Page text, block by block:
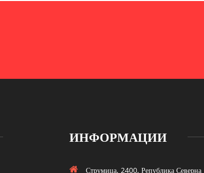
ИНФОРМАЦИИ
Струмица, 2400, Република Северна